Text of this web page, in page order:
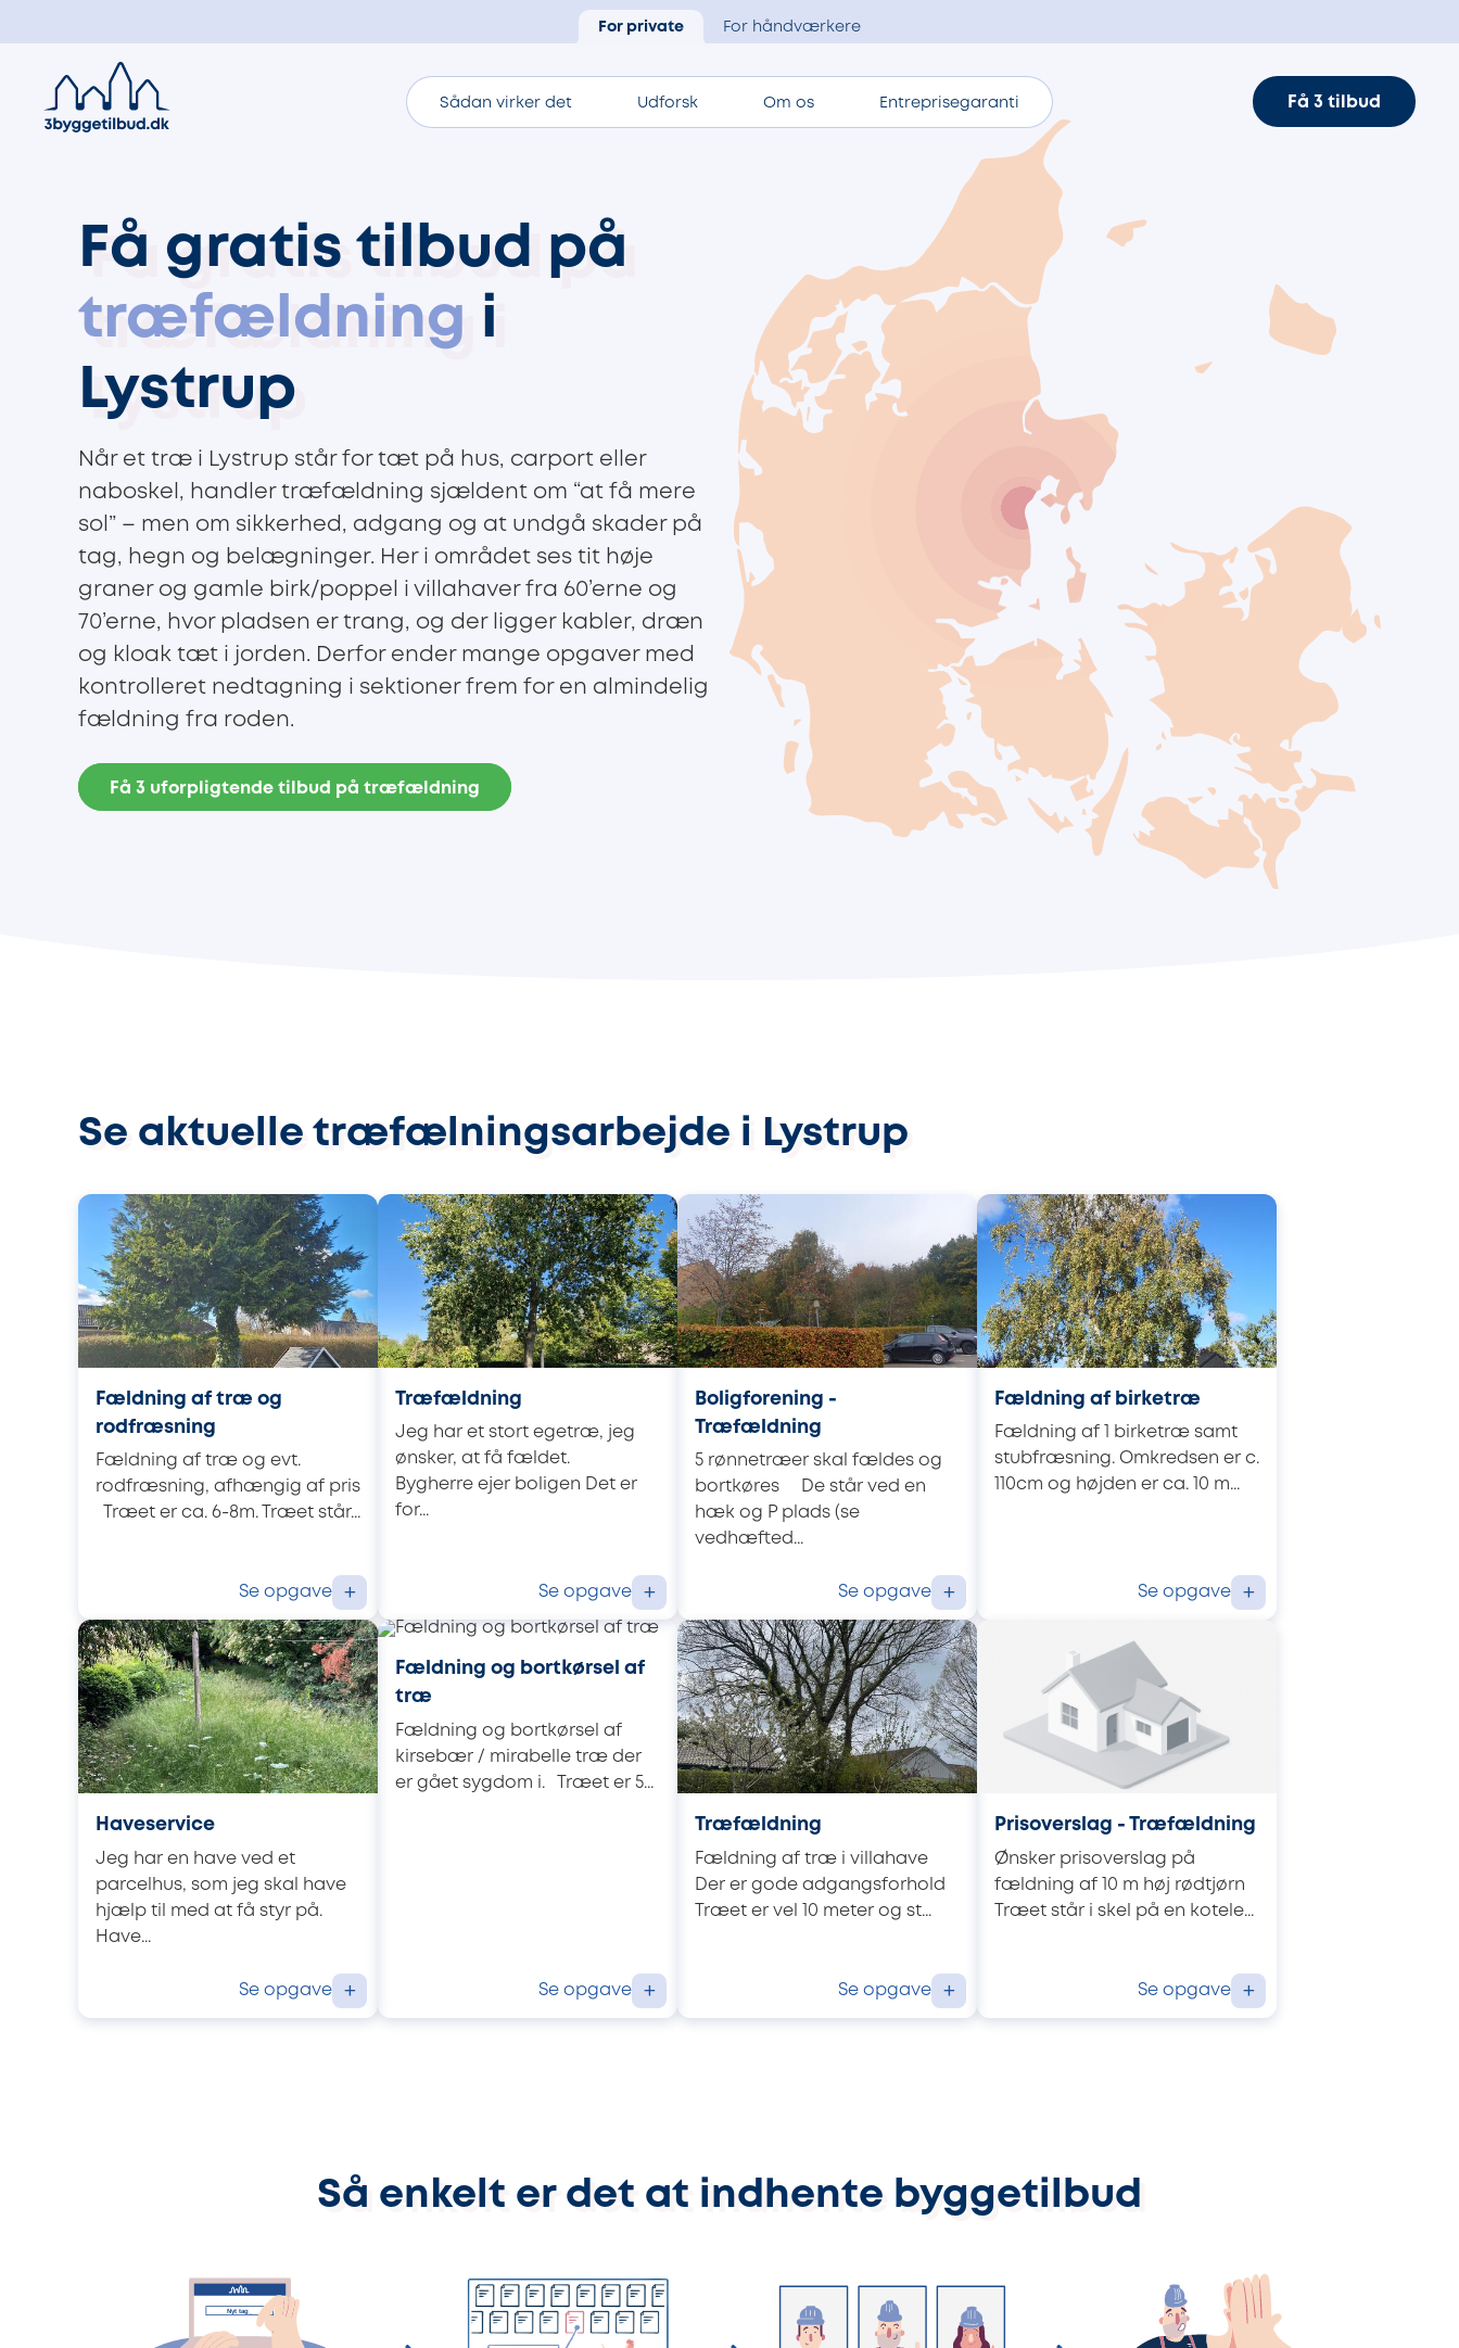
For private For håndværkere
Sådan virker det Udforsk Om os Entreprisegaranti Få 3 tilbud
Få gratis tilbud på
træfældning i
Lystrup
Når et træ i Lystrup står for tæt på hus, carport eller
naboskel, handler træfældning sjældent om “at få mere
sol” – men om sikkerhed, adgang og at undgå skader på
tag, hegn og belægninger. Her i området ses tit høje
graner og gamle birk/poppel i villahaver fra 60’erne og
70’erne, hvor pladsen er trang, og der ligger kabler, dræn
og kloak tæt i jorden. Derfor ender mange opgaver med
kontrolleret nedtagning i sektioner frem for en almindelig
fældning fra roden.
Få 3 uforpligtende tilbud på træfældning
Se aktuelle træfælningsarbejde i Lystrup
Fældning af træ og
rodfræsning
Fældning af træ og evt.
rodfræsning, afhængig af pris
Træet er ca. 6-8m. Træet står...
Se opgave +
Træfældning
Jeg har et stort egetræ, jeg
ønsker, at få fældet.
Bygherre ejer boligen Det er
for...
Se opgave +
Boligforening -
Træfældning
5 rønnetræer skal fældes og
bortkøres De står ved en
hæk og P plads (se
vedhæfted...
Se opgave +
Fældning af birketræ
Fældning af 1 birketræ samt
stubfræsning. Omkredsen er c.
110cm og højden er ca. 10 m...
Se opgave +
Haveservice
Jeg har en have ved et
parcelhus, som jeg skal have
hjælp til med at få styr på.
Have...
Se opgave +
Fældning og bortkørsel af
træ
Fældning og bortkørsel af
kirsebær / mirabelle træ der
er gået sygdom i. Træet er 5...
Se opgave +
Træfældning
Fældning af træ i villahave
Der er gode adgangsforhold
Træet er vel 10 meter og st...
Se opgave +
Prisoverslag - Træfældning
Ønsker prisoverslag på
fældning af 10 m høj rødtjørn
Træet står i skel på en kotele...
Se opgave +
Så enkelt er det at indhente byggetilbud